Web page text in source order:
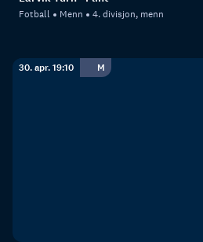
Fotball Menn 4. divisjon, menn
30. apr. 19:10 M